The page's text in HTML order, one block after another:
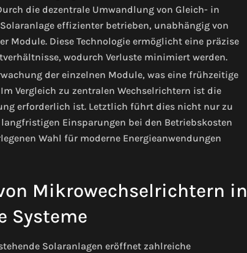
die dezentrale Umwandlung von Gleich- in
effizienter betrieben, unabhängig von
Module. Diese Technologie ermöglicht eine präzise
wodurch Verluste minimiert werden.
der einzelnen Module, was eine frühzeitige
Vergleich zu zentralen Wechselrichtern ist die
erforderlich ist. Letztlich führt dies nicht nur zu
Einsparungen bei den Betriebskosten
Wahl für moderne Energieanwendungen
Mikrowechselrichtern in
Systeme
Solaranlagen eröffnet zahlreiche